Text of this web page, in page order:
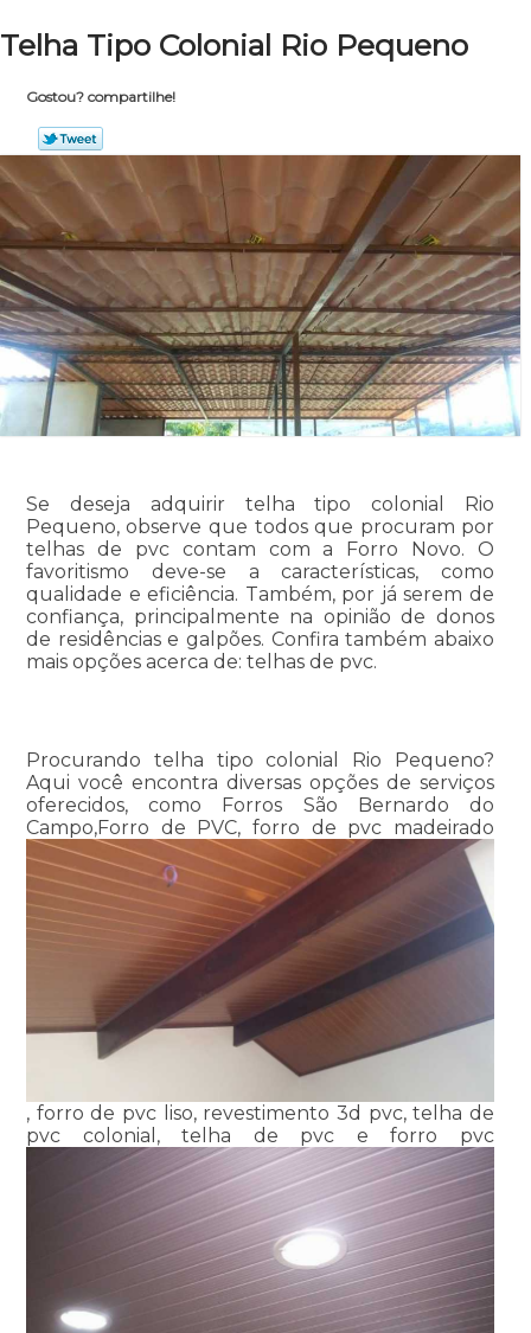
Telha Tipo Colonial Rio Pequeno
Gostou? compartilhe!
Se deseja adquirir telha tipo colonial Rio
Pequeno, observe que todos que procuram por
telhas de pvc contam com a Forro Novo. O
favoritismo deve-se a características, como
qualidade e eficiência. Também, por já serem de
confiança, principalmente na opinião de donos
de residências e galpões. Confira também abaixo
mais opções acerca de: telhas de pvc.
Procurando telha tipo colonial Rio Pequeno?
Aqui você encontra diversas opções de serviços
oferecidos, como Forros São Bernardo do
Campo,Forro de PVC, forro de pvc madeirado
, forro de pvc liso, revestimento 3d pvc, telha de
pvc colonial, telha de pvc e forro pvc